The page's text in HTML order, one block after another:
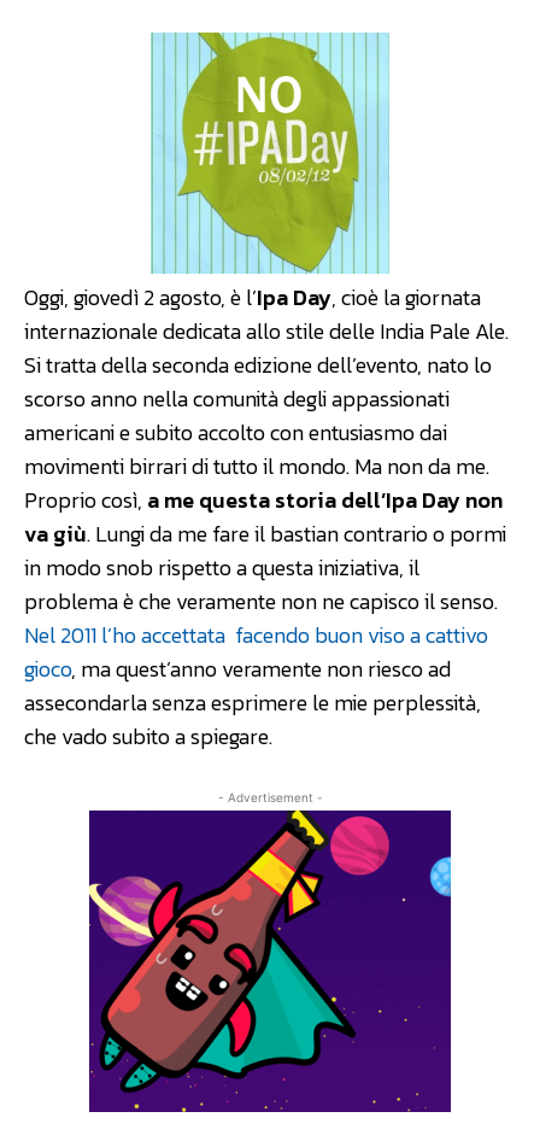
Oggi, giovedì 2 agosto, è l’Ipa Day, cioè la giornata
internazionale dedicata allo stile delle India Pale Ale.
Si tratta della seconda edizione dell’evento, nato lo
scorso anno nella comunità degli appassionati
americani e subito accolto con entusiasmo dai
movimenti birrari di tutto il mondo. Ma non da me.
Proprio così, a me questa storia dell’Ipa Day non
va giù. Lungi da me fare il bastian contrario o pormi
in modo snob rispetto a questa iniziativa, il
problema è che veramente non ne capisco il senso.
Nel 2011 l’ho accettata facendo buon viso a cattivo
gioco, ma quest’anno veramente non riesco ad
assecondarla senza esprimere le mie perplessità,
che vado subito a spiegare.
- Advertisement -